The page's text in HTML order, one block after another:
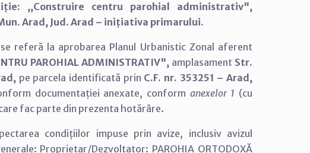
,,Construire centru parohial administrativ",
Arad, Jud. Arad – inițiativa primarului.
referă la aprobarea Planul Urbanistic Zonal aferent
PAROHIAL ADMINISTRATIV", amplasament Str.
pe parcela identificată prin C.F. nr. 353251 – Arad,
documentației anexate, conform anexelor 1 (cu
fac parte din prezenta hotărâre.
condițiilor impuse prin avize, inclusiv avizul
Proprietar/Dezvoltator: PAROHIA ORTODOXĂ